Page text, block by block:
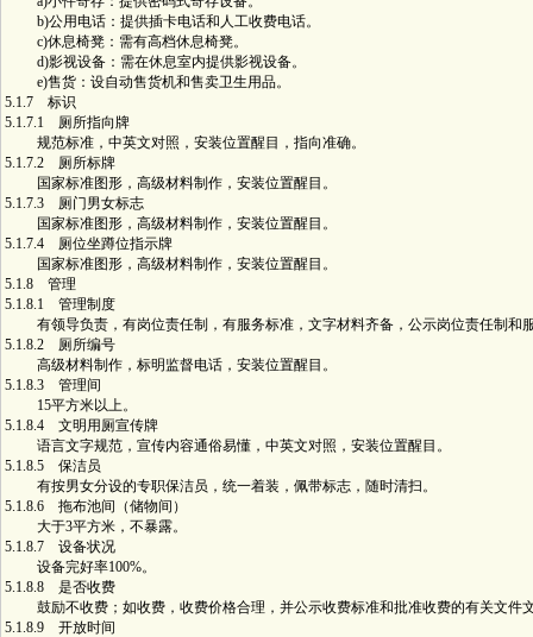
b)公用电话：提供插卡电话和人工收费电话。
c)休息椅凳：需有高档休息椅凳。
d)影视设备：需在休息室内提供影视设备。
e)售货：设自动售货机和售卖卫生用品。
5.1.7 标识
5.1.7.1 厕所指向牌
规范标准，中英文对照，安装位置醒目，指向准确。
5.1.7.2 厕所标牌
国家标准图形，高级材料制作，安装位置醒目。
5.1.7.3 厕门男女标志
国家标准图形，高级材料制作，安装位置醒目。
5.1.7.4 厕位坐蹲位指示牌
国家标准图形，高级材料制作，安装位置醒目。
5.1.8 管理
5.1.8.1 管理制度
有领导负责，有岗位责任制，有服务标准，文字材料齐备，公示岗位责任制和
5.1.8.2 厕所编号
高级材料制作，标明监督电话，安装位置醒目。
5.1.8.3 管理间
15平方米以上。
5.1.8.4 文明用厕宣传牌
语言文字规范，宣传内容通俗易懂，中英文对照，安装位置醒目。
5.1.8.5 保洁员
有按男女分设的专职保洁员，统一着装，佩带标志，随时清扫。
5.1.8.6 拖布池间（储物间）
大于3平方米，不暴露。
5.1.8.7 设备状况
设备完好率100%。
5.1.8.8 是否收费
鼓励不收费；如收费，收费价格合理，并公示收费标准和批准收费的有关文件
5.1.8.9 开放时间